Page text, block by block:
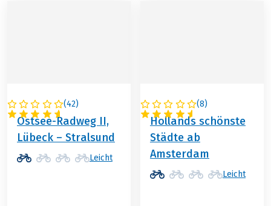
(42)
DEUTSCHLAND
Ostsee-Radweg II,
Lübeck – Stralsund
Leicht
(8)
NIEDERLANDE
Hollands schönste
Städte ab
Amsterdam
Leicht